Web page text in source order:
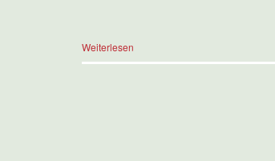
Weiterlesen